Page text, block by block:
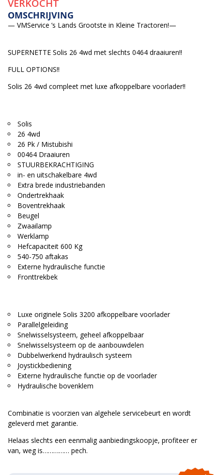
VERKOCHT
OMSCHRIJVING
— VMService ’s Lands Grootste in Kleine Tractoren!—
SUPERNETTE Solis 26 4wd met slechts 0464 draaiuren!!
FULL OPTIONS!!
Solis 26 4wd compleet met luxe afkoppelbare voorlader!!
Solis
26 4wd
26 Pk / Mistubishi
00464 Draaiuren
STUURBEKRACHTIGING
in- en uitschakelbare 4wd
Extra brede industriebanden
Ondertrekhaak
Boventrekhaak
Beugel
Zwaailamp
Werklamp
Hefcapaciteit 600 Kg
540-750 aftakas
Externe hydraulische functie
Fronttrekbek
Luxe originele Solis 3200 afkoppelbare voorlader
Parallelgeleiding
Snelwisselsysteem, geheel afkoppelbaar
Snelwisselsysteem op de aanbouwdelen
Dubbelwerkend hydraulisch systeem
Joystickbediening
Externe hydraulische functie op de voorlader
Hydraulische bovenklem
Combinatie is voorzien van algehele servicebeurt en wordt
geleverd met garantie.
Helaas slechts een eenmalig aanbiedingskoopje, profiteer er
van, weg is…………… pech.